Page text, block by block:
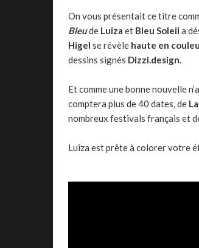
On vous présentait ce titre
Bleude Luiza et Bleu Soleil a
Higel se révèle haute en
dessins signés Dizzi.design.
Et comme une bonne nouvelle
comptera plus de 40 dates, de
nombreux festivals français et
Luiza est prête à colorer votre